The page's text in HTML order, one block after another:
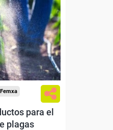
Sector
para el
plagas